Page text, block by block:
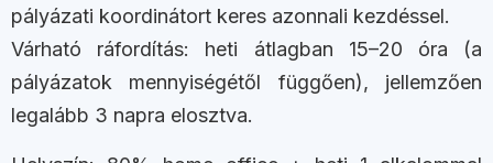
pályázati koordinátort keres azonnali kezdéssel.
Várható ráfordítás: heti átlagban 15–20 óra (a
pályázatok mennyiségétől függően), jellemzően
legalább 3 napra elosztva.